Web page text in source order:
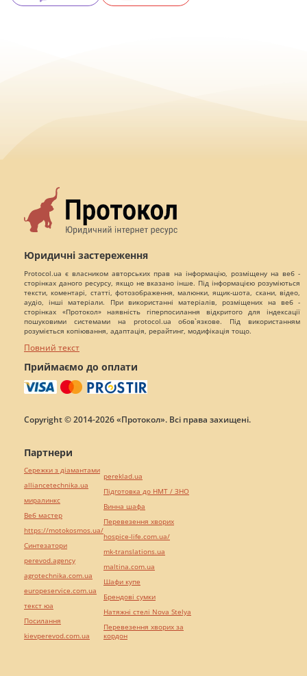
Юридичні застереження
Protocol.ua є власником авторських прав на інформацію, розміщену на веб -
сторінках даного ресурсу, якщо не вказано інше. Під інформацією розуміються
тексти, коментарі, статті, фотозображення, малюнки, ящик-шота, скани, відео,
аудіо, інші матеріали. При використанні матеріалів, розміщених на веб -
сторінках «Протокол» наявність гіперпосилання відкритого для індексації
пошуковими системами на protocol.ua обов`язкове. Під використанням
розуміється копіювання, адаптація, рерайтинг, модифікація тощо.
Повний текст
Приймаємо до оплати
Copyright © 2014-2026 «Протокол». Всі права захищені.
Партнери
Сережки з діамантами
alliancetechnika.ua
миралинкс
Веб мастер
https://motokosmos.ua/
Синтезатори
perevod.agency
agrotechnika.com.ua
europeservice.com.ua
текст юа
Посилання
kievperevod.com.ua
pereklad.ua
Підготовка до НМТ / ЗНО
Винна шафа
Перевезення хворих
hospice-life.com.ua/
mk-translations.ua
maltina.com.ua
Шафи купе
Брендові сумки
Натяжні стелі Nova Stelya
Перевезення хворих за
кордон